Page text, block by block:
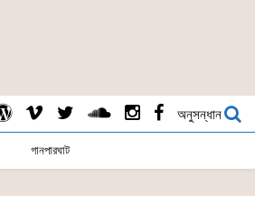
অনুসন্ধান
গানপারঘাট